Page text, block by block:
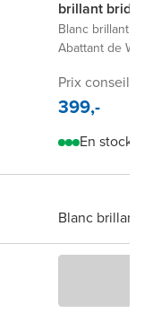
brillant bride
Blanc brillant
Abattant de
Prix
399,-
En stock
Blanc brillant